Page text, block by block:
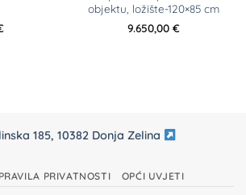
objektu, ložište-120×85 cm
9.650,00 €
185, 10382 Donja Zelina
PRAVILA PRIVATNOSTI OPĆI UVJETI